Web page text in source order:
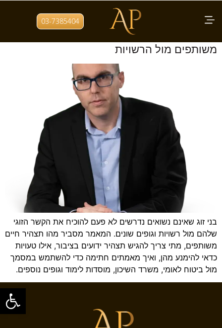
פתח
03-7385404 תגית: הצהרת זוגיות
תצהיר ידועים בציבור: איך מוכיחים חיים
משותפים מול הרשויות
בני זוג שאינם נשואים נדרשים לא פעם להוכיח את הקשר הזוגי
שלהם מול רשויות וגופים שונים. המאמר מסביר מהו תצהיר חיים
משותפים, מתי צריך להגיש תצהיר ידועים בציבור, אילו טעויות
כדאי להימנע מהן, ואיך מאמתים חתימה כדי להשתמש במסמך
מול ביטוח לאומי, משרד השיכון, מוסדות לימוד וגופים נוספים.